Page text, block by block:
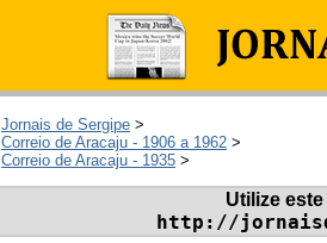
Jornais de Sergipe >
Correio de Aracaju - 1906 a 1962 >
Correio de Aracaju - 1935 >
Utilize
http://